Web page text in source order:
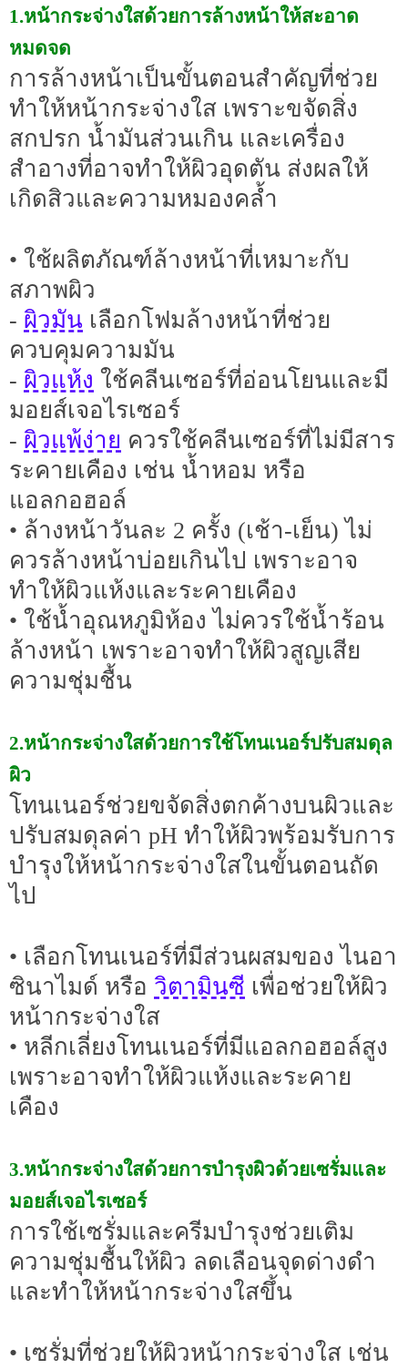
1.หน้ากระจ่างใสด้วยการล้างหน้าให้สะอาด
หมดจด
การล้างหน้าเป็นขั้นตอนสำคัญที่ช่วย
ทำให้หน้ากระจ่างใส เพราะขจัดสิ่ง
สกปรก น้ำมันส่วนเกิน และเครื่อง
สำอางที่อาจทำให้ผิวอุดตัน ส่งผลให้
เกิดสิวและความหมองคล้ำ
• ใช้ผลิตภัณฑ์ล้างหน้าที่เหมาะกับ
สภาพผิว
- ผิวมัน เลือกโฟมล้างหน้าที่ช่วย
ควบคุมความมัน
- ผิวแห้ง ใช้คลีนเซอร์ที่อ่อนโยนและมี
มอยส์เจอไรเซอร์
- ผิวแพ้ง่าย ควรใช้คลีนเซอร์ที่ไม่มีสาร
ระคายเคือง เช่น น้ำหอม หรือ
แอลกอฮอล์
• ล้างหน้าวันละ 2 ครั้ง (เช้า-เย็น) ไม่
ควรล้างหน้าบ่อยเกินไป เพราะอาจ
ทำให้ผิวแห้งและระคายเคือง
• ใช้น้ำอุณหภูมิห้อง ไม่ควรใช้น้ำร้อน
ล้างหน้า เพราะอาจทำให้ผิวสูญเสีย
ความชุ่มชื้น
2.หน้ากระจ่างใสด้วยการใช้โทนเนอร์ปรับสมดุล
ผิว
โทนเนอร์ช่วยขจัดสิ่งตกค้างบนผิวและ
ปรับสมดุลค่า pH ทำให้ผิวพร้อมรับการ
บำรุงให้หน้ากระจ่างใสในขั้นตอนถัด
ไป
• เลือกโทนเนอร์ที่มีส่วนผสมของ ไนอา
ซินาไมด์ หรือ วิตามินซี เพื่อช่วยให้ผิว
หน้ากระจ่างใส
• หลีกเลี่ยงโทนเนอร์ที่มีแอลกอฮอล์สูง
เพราะอาจทำให้ผิวแห้งและระคาย
เคือง
3.หน้ากระจ่างใสด้วยการบำรุงผิวด้วยเซรั่มและ
มอยส์เจอไรเซอร์
การใช้เซรั่มและครีมบำรุงช่วยเติม
ความชุ่มชื้นให้ผิว ลดเลือนจุดด่างดำ
และทำให้หน้ากระจ่างใสขึ้น
• เซรั่มที่ช่วยให้ผิวหน้ากระจ่างใส เช่น